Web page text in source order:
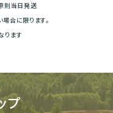
則当日発送
合に限ります。
ります
プ